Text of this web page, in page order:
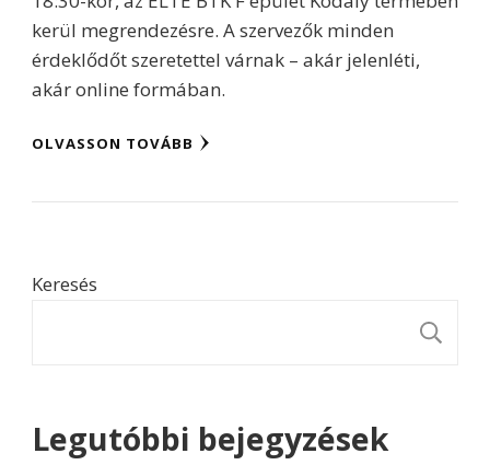
kerül megrendezésre. A szervezők minden
érdeklődőt szeretettel várnak – akár jelenléti,
akár online formában.
OLVASSON TOVÁBB
Keresés
Legutóbbi bejegyzések